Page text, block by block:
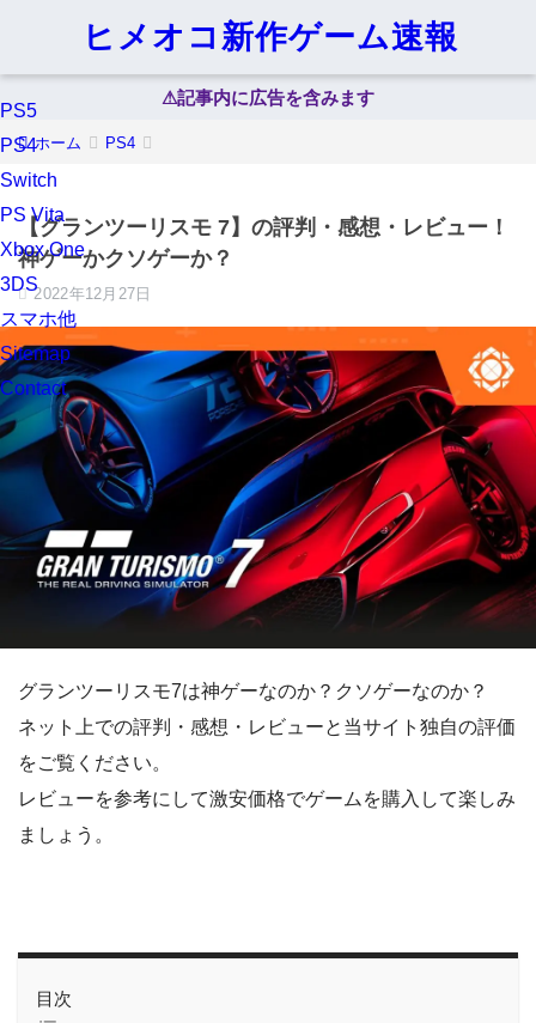
ヒメオコ新作ゲーム速報
PS5
PS4
Switch
PS Vita
Xbox One
3DS
スマホ他
Sitemap
Contact
⚠︎記事内に広告を含みます
ホーム PS4
【グランツーリスモ 7】の評判・感想・レビュー！
神ゲーかクソゲーか？
2022年12月27日
グランツーリスモ7は神ゲーなのか？クソゲーなのか？
ネット上での評判・感想・レビューと当サイト独自の評価
をご覧ください。
レビューを参考にして激安価格でゲームを購入して楽しみ
ましょう。
目次